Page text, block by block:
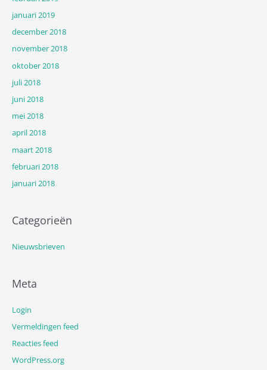
januari 2019
december 2018
november 2018
oktober 2018
juli 2018
juni 2018
mei 2018
april 2018
maart 2018
februari 2018
januari 2018
Categorieën
Nieuwsbrieven
Meta
Login
Vermeldingen feed
Reacties feed
WordPress.org